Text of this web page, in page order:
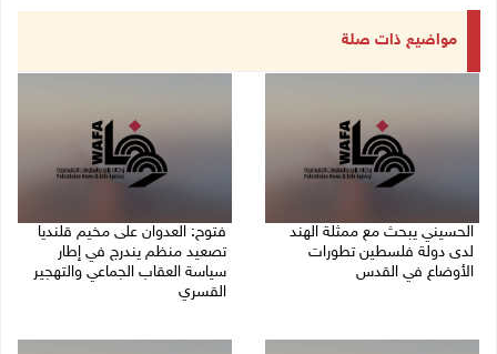
مواضيع ذات صلة
الحسيني يبحث مع ممثلة الهند
لدى دولة فلسطين تطورات
الأوضاع في القدس
فتوح: العدوان على مخيم قلنديا
تصعيد منظم يندرج في إطار
سياسة العقاب الجماعي والتهجير
القسري